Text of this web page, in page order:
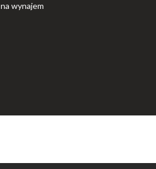
na wynajem